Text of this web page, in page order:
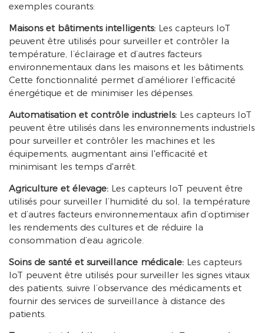
exemples courants:
Maisons et bâtiments intelligents: Les capteurs IoT
peuvent être utilisés pour surveiller et contrôler la
température, l’éclairage et d’autres facteurs
environnementaux dans les maisons et les bâtiments.
Cette fonctionnalité permet d’améliorer l’efficacité
énergétique et de minimiser les dépenses.
Automatisation et contrôle industriels: Les capteurs IoT
peuvent être utilisés dans les environnements industriels
pour surveiller et contrôler les machines et les
équipements, augmentant ainsi l'efficacité et
minimisant les temps d'arrêt.
Agriculture et élevage: Les capteurs IoT peuvent être
utilisés pour surveiller l’humidité du sol, la température
et d’autres facteurs environnementaux afin d’optimiser
les rendements des cultures et de réduire la
consommation d’eau agricole.
Soins de santé et surveillance médicale: Les capteurs
IoT peuvent être utilisés pour surveiller les signes vitaux
des patients, suivre l’observance des médicaments et
fournir des services de surveillance à distance des
patients.